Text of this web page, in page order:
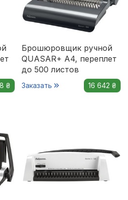
₴
Брошюровщик ручной
QUASAR+ А4, переплет
до 500 листов
Заказать 16 642 ₴